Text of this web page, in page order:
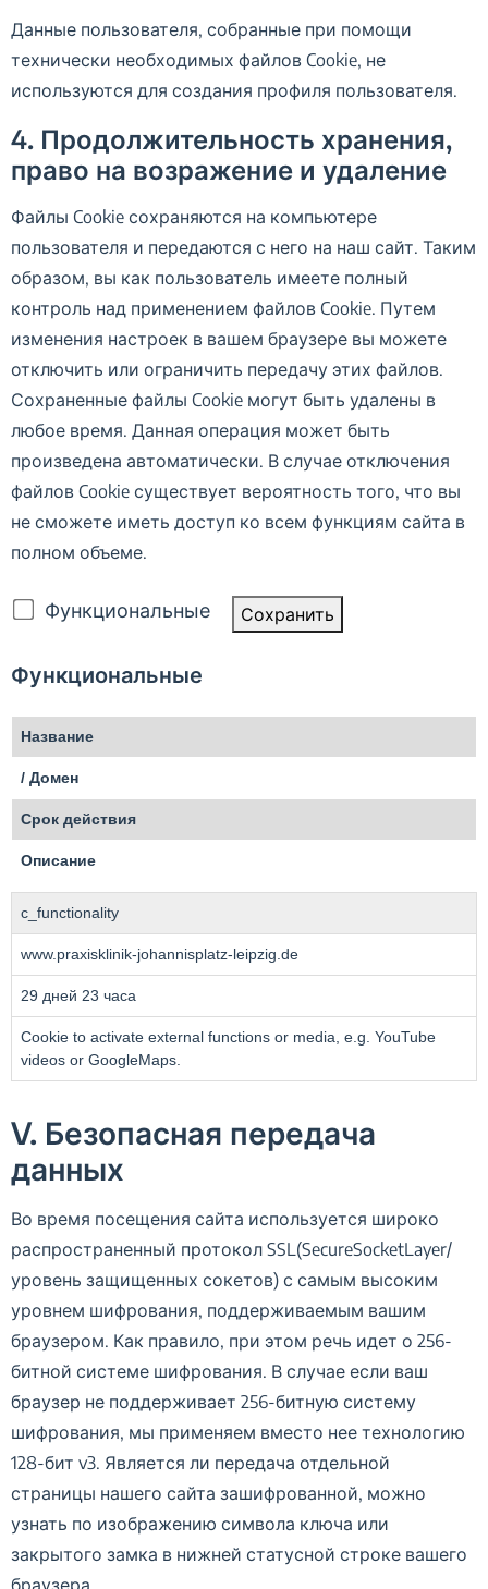
Данные пользователя, собранные при помощи
технически необходимых файлов Cookie, не
используются для создания профиля пользователя.
4. Продолжительность хранения,
право на возражение и удаление
Файлы Cookie сохраняются на компьютере
пользователя и передаются с него на наш сайт. Таким
образом, вы как пользователь имеете полный
контроль над применением файлов Cookie. Путем
изменения настроек в вашем браузере вы можете
отключить или ограничить передачу этих файлов.
Сохраненные файлы Cookie могут быть удалены в
любое время. Данная операция может быть
произведена автоматически. В случае отключения
файлов Cookie существует вероятность того, что вы
не сможете иметь доступ ко всем функциям сайта в
полном объеме.
Функциональные Сохранить
Функциональные
Название
/ Домен
Срок действия
Описание
c_functionality
www.praxisklinik-johannisplatz-leipzig.de
29 дней 23 часа
Cookie to activate external functions or media, e.g. YouTube
videos or GoogleMaps.
V. Безопасная передача
данных
Во время посещения сайта используется широко
распространенный протокол SSL(SecureSocketLayer/
уровень защищенных сокетов) с самым высоким
уровнем шифрования, поддерживаемым вашим
браузером. Как правило, при этом речь идет о 256-
битной системе шифрования. В случае если ваш
браузер не поддерживает 256-битную систему
шифрования, мы применяем вместо нее технологию
128-бит v3. Является ли передача отдельной
страницы нашего сайта зашифрованной, можно
узнать по изображению символа ключа или
закрытого замка в нижней статусной строке вашего
браузера.